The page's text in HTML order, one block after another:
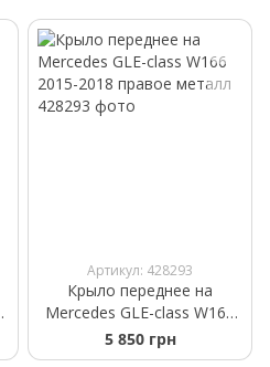
Артикул: 428293
Крыло переднее на
Mercedes GLE-class W166
2015-2018 правое металл
5 850 грн